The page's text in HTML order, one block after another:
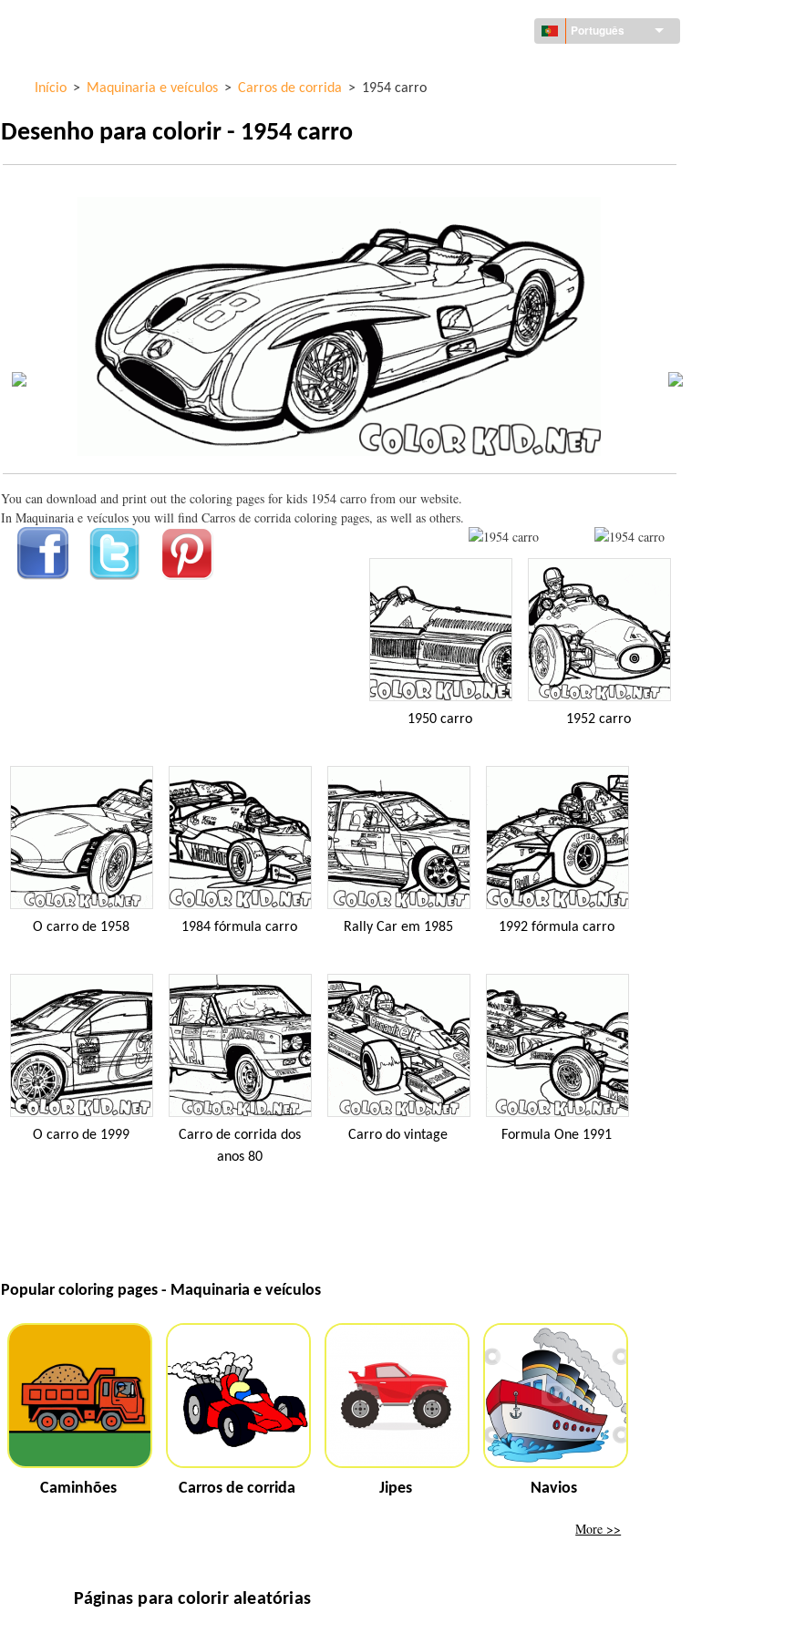
Português
Início > Maquinaria e veículos > Carros de corrida > 1954 carro
Desenho para colorir - 1954 carro
You can download and print out the coloring pages for kids 1954 carro from our website.
In Maquinaria e veículos you will find Carros de corrida coloring pages, as well as others.
1950 carro 1952 carro
O carro de 1958 1984 fórmula carro Rally Car em 1985 1992 fórmula carro
O carro de 1999
Carro de corrida dos
anos 80
Carro do vintage Formula One 1991
Popular coloring pages - Maquinaria e veículos
Caminhões Carros de corrida Jipes Navios
More >>
Páginas para colorir aleatórias